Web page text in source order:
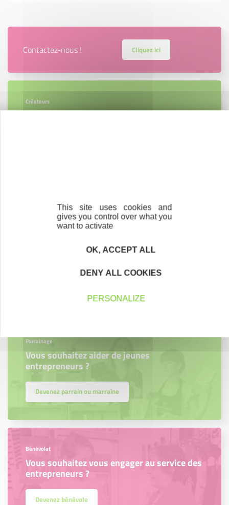
Contactez-nous ! Cliquez ici
Créateurs
Nous les avons accompagnés dans leur
projet entrepreneurial
Parrainage
Vous souhaitez aider de jeunes
entrepreneurs ?
Devenez parrain ou marraine
Bénévolat
Vous souhaitez vous engager au service des
entrepreneurs ?
Devenez bénévole
This site uses cookies and
gives you control over what you
want to activate
OK, ACCEPT ALL
DENY ALL COOKIES
PERSONALIZE